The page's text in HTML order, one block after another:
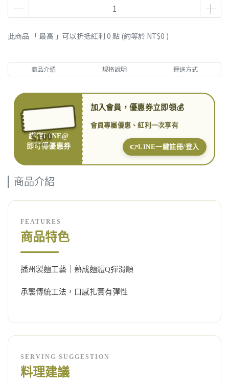
此商品 「 最高 」可以折抵紅利 0 點 (約等於 NT$0 )
商品介紹 規格說明 運送方式
$100
COUPON
綁定LINE@
即可得優惠券
加入會員，優惠券立即領💰
會員專屬優惠、紅利一次享有
👉LINE一鍵註冊/登入
商品介紹
FEATURES
商品特色
播州製麵工藝｜熟成麵體Q彈滑順
承襲傳統工法，口感扎實有彈性
SERVING SUGGESTION
料理建議